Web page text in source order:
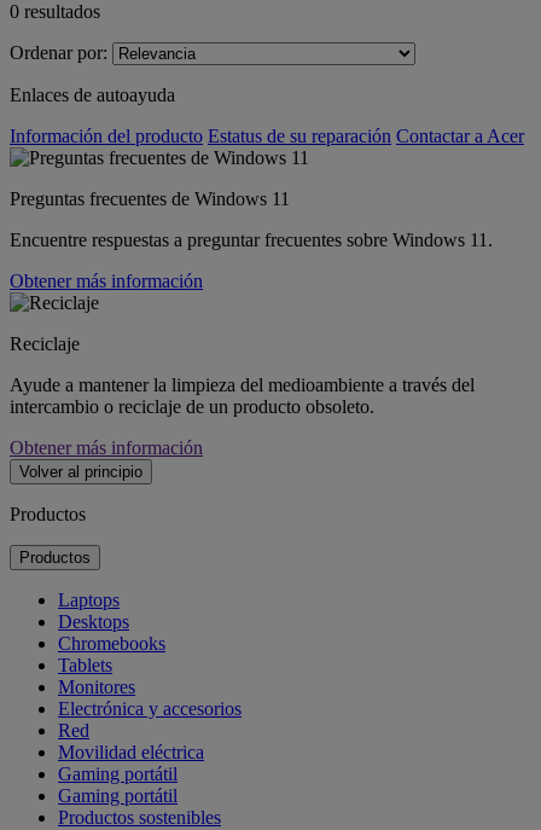
0 resultados
Ordenar por:
Enlaces de autoayuda
Información del producto Estatus de su reparación Contactar a Acer
Preguntas frecuentes de Windows 11
Encuentre respuestas a preguntar frecuentes sobre Windows 11.
Obtener más información
Reciclaje
Ayude a mantener la limpieza del medioambiente a través del
intercambio o reciclaje de un producto obsoleto.
Obtener más información
Volver al principio
Productos
Productos
Laptops
Desktops
Chromebooks
Tablets
Monitores
Electrónica y accesorios
Red
Movilidad eléctrica
Gaming portátil
Gaming portátil
Productos sostenibles